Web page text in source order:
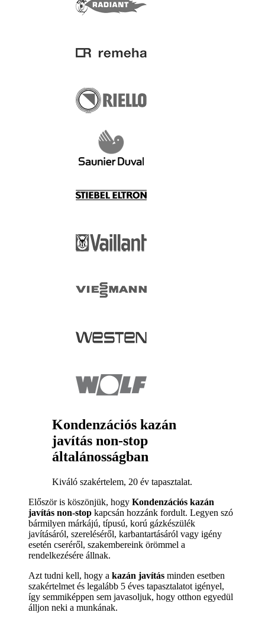
Kondenzációs kazán
javítás non-stop
általánosságban
Kiváló szakértelem, 20 év tapasztalat.
Először is köszönjük, hogy Kondenzációs kazán
javítás non-stop kapcsán hozzánk fordult. Legyen szó
bármilyen márkájú, típusú, korú gázkészülék
javításáról, szereléséről, karbantartásáról vagy igény
esetén cseréről, szakembereink örömmel a
rendelkezésére állnak.
Azt tudni kell, hogy a kazán javítás minden esetben
szakértelmet és legalább 5 éves tapasztalatot igényel,
így semmiképpen sem javasoljuk, hogy otthon egyedül
álljon neki a munkának.